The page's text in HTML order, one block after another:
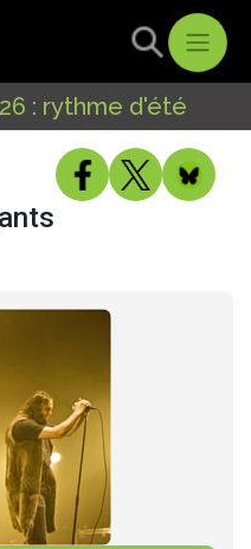
: rythme d'été